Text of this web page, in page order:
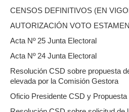
CENSOS DEFINITIVOS (EN
AUTORIZACIÓN VOTO
Acta Nº 25 Junta Electoral
Acta Nº 24 Junta Electoral
Resolución CSD sobre propuesta
elevada por la Comisión Gestora
Oficio Presidente CSD y